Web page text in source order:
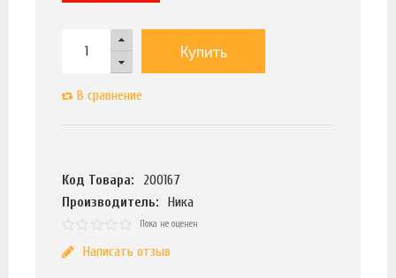
Купить
В сравнение
Код Товара:
200167
Производитель:
Ника
Пока не оценен
Написать отзыв